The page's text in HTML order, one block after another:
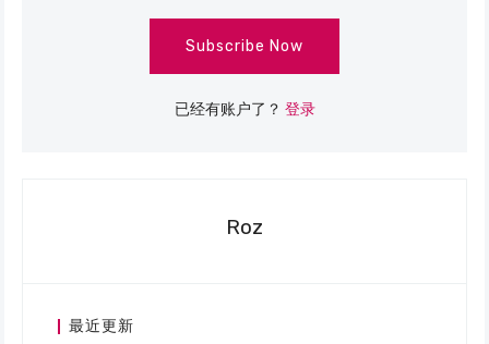
Subscribe Now
已经有账户了？ 登录
Roz
最近更新